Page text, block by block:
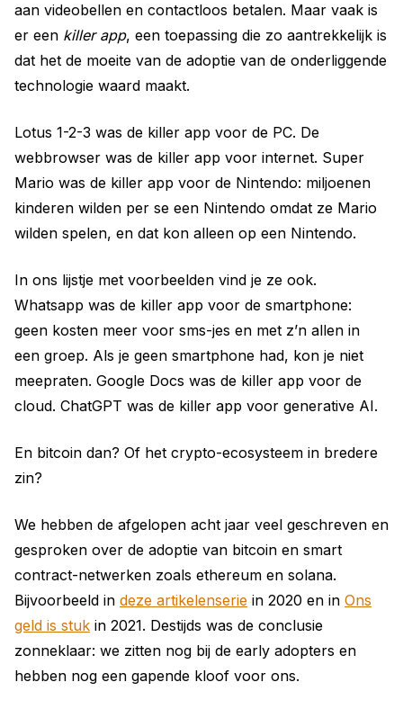
aan videobellen en contactloos betalen. Maar vaak is
er een killer app, een toepassing die zo aantrekkelijk is
dat het de moeite van de adoptie van de onderliggende
technologie waard maakt.
Lotus 1-2-3 was de killer app voor de PC. De
webbrowser was de killer app voor internet. Super
Mario was de killer app voor de Nintendo: miljoenen
kinderen wilden per se een Nintendo omdat ze Mario
wilden spelen, en dat kon alleen op een Nintendo.
In ons lijstje met voorbeelden vind je ze ook.
Whatsapp was de killer app voor de smartphone:
geen kosten meer voor sms-jes en met z’n allen in
een groep. Als je geen smartphone had, kon je niet
meepraten. Google Docs was de killer app voor de
cloud. ChatGPT was de killer app voor generative AI.
En bitcoin dan? Of het crypto-ecosysteem in bredere
zin?
We hebben de afgelopen acht jaar veel geschreven en
gesproken over de adoptie van bitcoin en smart
contract-netwerken zoals ethereum en solana.
Bijvoorbeeld in deze artikelenserie in 2020 en in Ons
geld is stuk in 2021. Destijds was de conclusie
zonneklaar: we zitten nog bij de early adopters en
hebben nog een gapende kloof voor ons.